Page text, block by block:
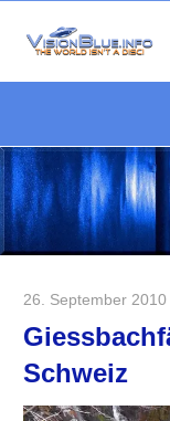
Inhalt
springen
keine
Scheibe
26. September 2010
Schweiz